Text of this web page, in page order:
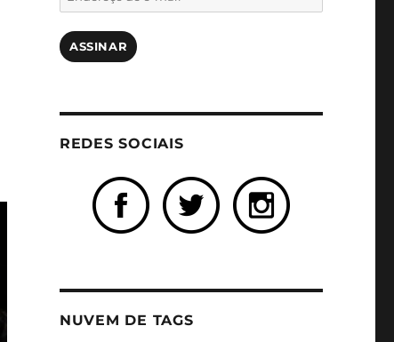
de
e-
mail
ASSINAR
REDES SOCIAIS
NUVEM DE TAGS